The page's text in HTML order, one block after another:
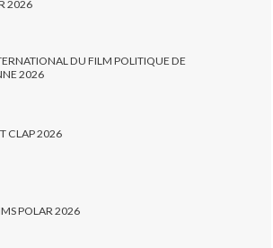
2026
DU FILM POLITIQUE DE
2026
CLAP 2026
POLAR 2026